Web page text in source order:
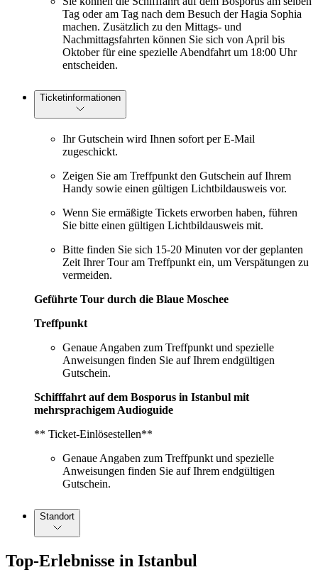
Tag oder am Tag nach dem Besuch der Hagia Sophia
machen. Zusätzlich zu den Mittags- und
Nachmittagsfahrten können Sie sich von April bis
Oktober für eine spezielle Abendfahrt um 18:00 Uhr
entscheiden.
Ticketinformationen
Ihr Gutschein wird Ihnen sofort per E-Mail
zugeschickt.
Zeigen Sie am Treffpunkt den Gutschein auf Ihrem
Handy sowie einen gültigen Lichtbildausweis vor.
Wenn Sie ermäßigte Tickets erworben haben, führen
Sie bitte einen gültigen Lichtbildausweis mit.
Bitte finden Sie sich 15-20 Minuten vor der geplanten
Zeit Ihrer Tour am Treffpunkt ein, um Verspätungen zu
vermeiden.
Geführte Tour durch die Blaue Moschee
Treffpunkt
Genaue Angaben zum Treffpunkt und spezielle
Anweisungen finden Sie auf Ihrem endgültigen
Gutschein.
Schifffahrt auf dem Bosporus in Istanbul mit
mehrsprachigem Audioguide
** Ticket-Einlösestellen**
Genaue Angaben zum Treffpunkt und spezielle
Anweisungen finden Sie auf Ihrem endgültigen
Gutschein.
Standort
Top-Erlebnisse in Istanbul